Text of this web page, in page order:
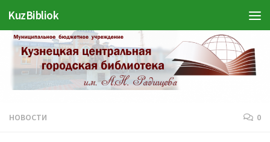
Перейти к содержимому
KuzBibliok
НОВОСТИ 0